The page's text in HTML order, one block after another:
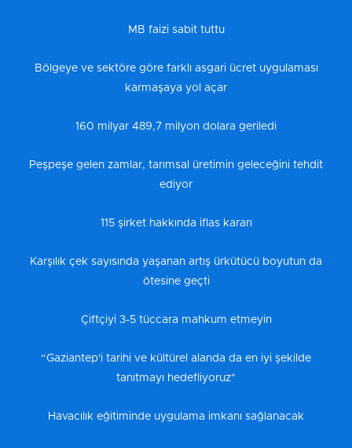
MB faizi sabit tuttu
Bölgeye ve sektöre göre farklı asgari ücret uygulaması
karmaşaya yol açar
160 milyar 489,7 milyon dolara geriledi
Peşpeşe gelen zamlar, tarımsal üretimin geleceğini tehdit
ediyor
115 şirket hakkında iflas kararı
Karşılık çek sayısında yaşanan artış ürkütücü boyutun da
ötesine geçti
Çiftçiyi 3-5 tüccara mahkum etmeyin
“Gaziantep'i tarihi ve kültürel alanda da en iyi şekilde
tanıtmayı hedefliyoruz"
Havacılık eğitiminde uygulama imkanı sağlanacak